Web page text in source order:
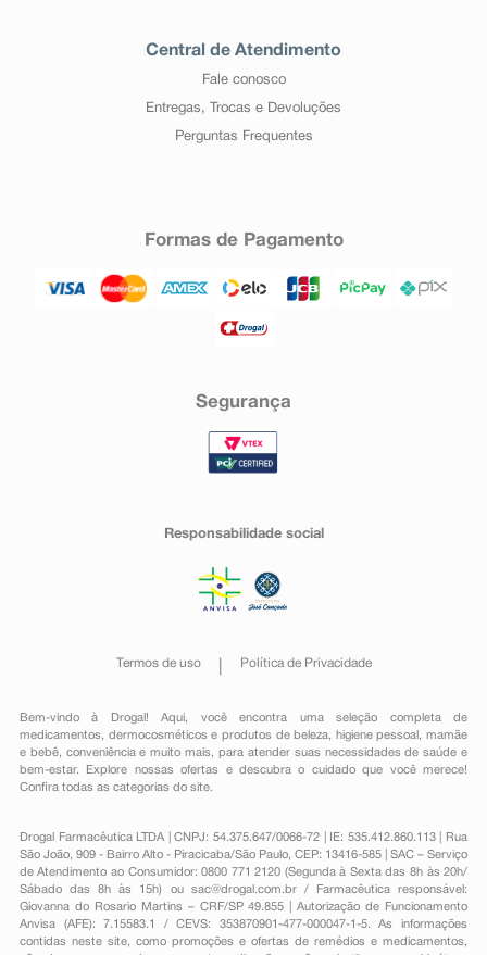
Central de Atendimento
Fale conosco
Entregas, Trocas e Devoluções
Perguntas Frequentes
Formas de Pagamento
Segurança
Responsabilidade social
Termos de uso Política de Privacidade
Bem-vindo à Drogal! Aqui, você encontra uma seleção completa de
medicamentos , dermocosméticos e produtos de beleza, higiene pessoal ,mamãe
e bebê, conveniênciae muito mais, para atender suas necessidades de saúde e
bem-estar. Explore nossas ofertas e descubra o cuidado que você merece!
Confira todas as categorias do site.
Drogal Farmacêutica LTDA | CNPJ: 54.375.647/0066-72 | IE: 535.412.860.113 | Rua
São João, 909 - Bairro Alto - Piracicaba/São Paulo, CEP: 13416-585 | SAC – Serviço
de Atendimento ao Consumidor: 0800 771 2120 (Segunda à Sexta das 8h às 20h/
Sábado das 8h às 15h) ou sac@drogal.com.br/ Farmacêutica responsável:
Giovanna do Rosario Martins – CRF/SP 49.855 | Autorização de Funcionamento
Anvisa (AFE): 7.15583.1 / CEVS: 353870901-477-000047-1-5. As informações
contidas neste site, como promoções e ofertas de remédios e medicamentos,